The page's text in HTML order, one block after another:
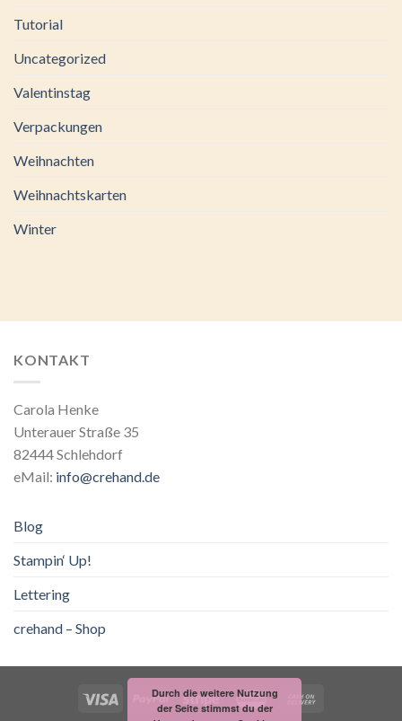
Tutorial
Uncategorized
Valentinstag
Verpackungen
Weihnachten
Weihnachtskarten
Winter
KONTAKT
Carola Henke
Unterauer Straße 35
82444 Schlehdorf
eMail: info@crehand.de
Blog
Stampin‘ Up!
Lettering
crehand – Shop
Durch die weitere Nutzung
der Seite stimmst du der